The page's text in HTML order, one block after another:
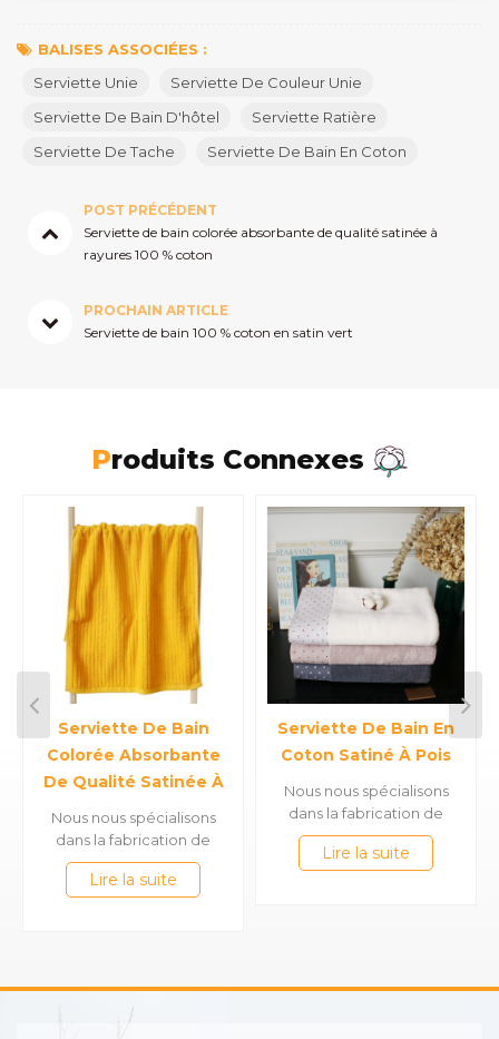
BALISES ASSOCIÉES :
Serviette Unie
Serviette De Couleur Unie
Serviette De Bain D'hôtel
Serviette Ratière
Serviette De Tache
Serviette De Bain En Coton
POST PRÉCÉDENT
Serviette de bain colorée absorbante de qualité satinée à
rayures 100 % coton
PROCHAIN ARTICLE
Serviette de bain 100 % coton en satin vert
Produits Connexes
Serviette De Bain
Colorée Absorbante
De Qualité Satinée À
Rayures 100 % Coton
Nous nous spécialisons
dans la fabrication de
serviettes en bambou
100% coton &, telles que
brodées, des serviettes de
plage imprimées, des
Lire la suite
Serviette De Bain En
Coton Satiné À Pois
Nous nous spécialisons
dans la fabrication de
serviettes en bambou
100% coton &, telles que
plage imprimées, des
Lire la suite